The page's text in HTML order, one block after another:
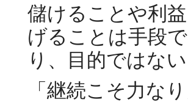
儲けることや利
げることは手段
り、目的ではない
「継続こそ力な